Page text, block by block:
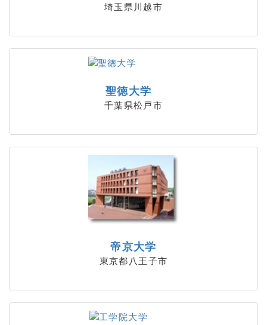
埼玉県川越市
聖徳大学
千葉県松戸市
帝京大学
東京都八王子市